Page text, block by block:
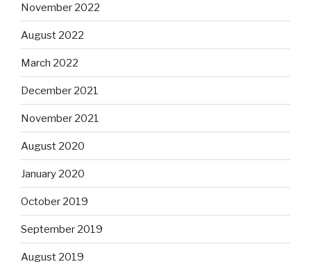
November 2022
August 2022
March 2022
December 2021
November 2021
August 2020
January 2020
October 2019
September 2019
August 2019